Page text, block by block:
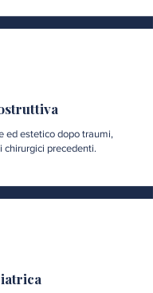
ed estetico dopo traumi,
precedenti.